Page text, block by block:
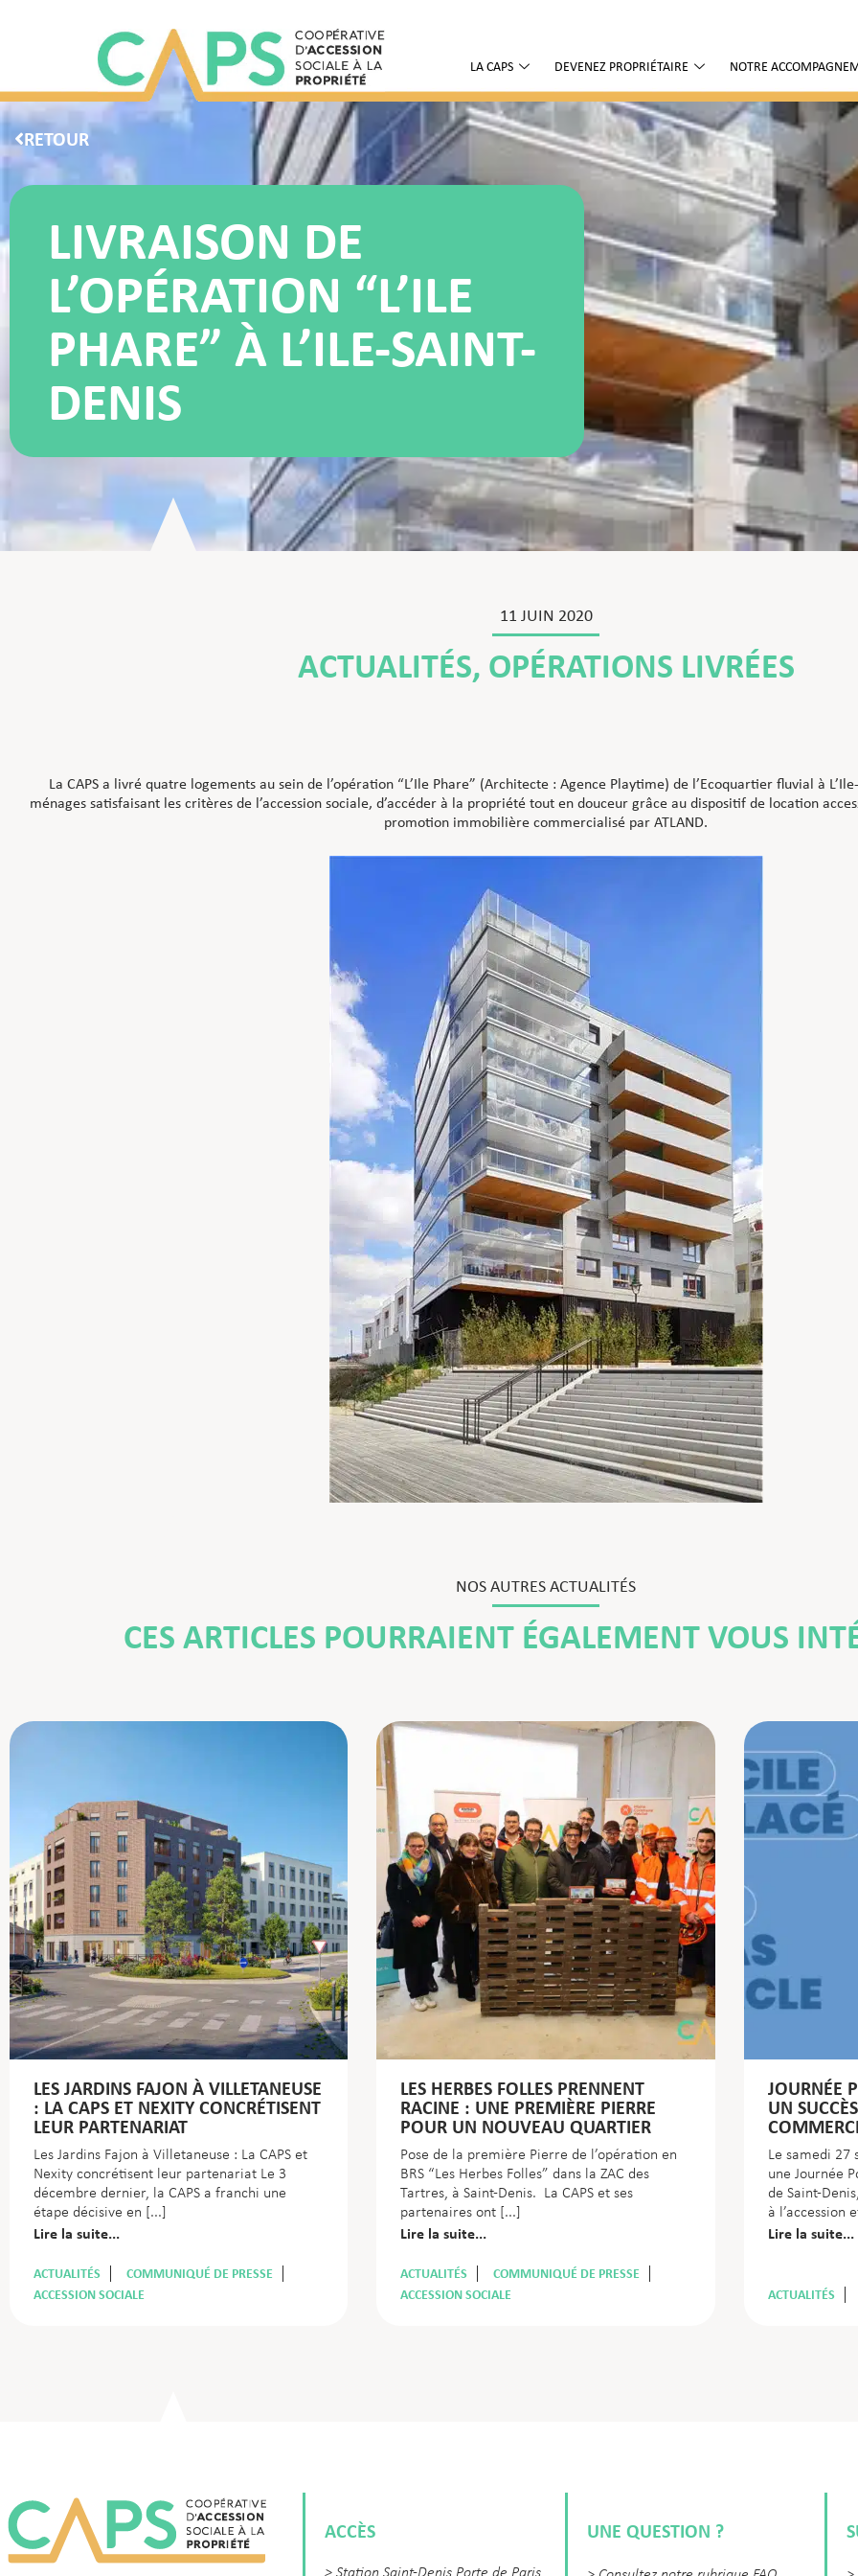
LA CAPS DEVENEZ PROPRIÉTAIRE NOTRE
RETOUR
LIVRAISON DE
L’OPÉRATION “L’ILE
PHARE” À L’ILE-SAINT-
DENIS
11 JUIN 2020
ACTUALITÉS, OPÉRATIONS LIVRÉES
La CAPS a livré quatre logements au sein de l’opération “L’Ile Phare” (Architecte : Agence Playtime) de l’Ecoquartier fluvial à
ménages satisfaisant les critères de l’accession sociale, d’accéder à la propriété tout en douceur grâce au dispositif de location
promotion immobilière commercialisé par ATLAND.
NOS AUTRES ACTUALITÉS
CES ARTICLES POURRAIENT ÉGALEMENT VOUS
LES JARDINS FAJON À VILLETANEUSE
: LA CAPS ET NEXITY CONCRÉTISENT
LEUR PARTENARIAT
Les Jardins Fajon à Villetaneuse : La CAPS et
Nexity concrétisent leur partenariat Le 3
décembre dernier, la CAPS a franchi une
étape décisive en
Lire la suite...
ACTUALITÉS
COMMUNIQUÉ DE PRESSE
ACCESSION SOCIALE
LES HERBES FOLLES PRENNENT
RACINE : UNE PREMIÈRE PIERRE
POUR UN NOUVEAU QUARTIER
Pose de la première Pierre de l’opération en
BRS “Les Herbes Folles” dans la ZAC des
Tartres, à Saint-Denis. La CAPS et ses
partenaires ont
Lire la suite...
ACTUALITÉS
COMMUNIQUÉ DE PRESSE
ACCESSION SOCIALE
JOURNÉE
UN
Le samedi 27
une Journée
de Saint-
à l’accession
Lire la suite...
ACTUALITÉS
ACCÈS UNE QUESTION ?